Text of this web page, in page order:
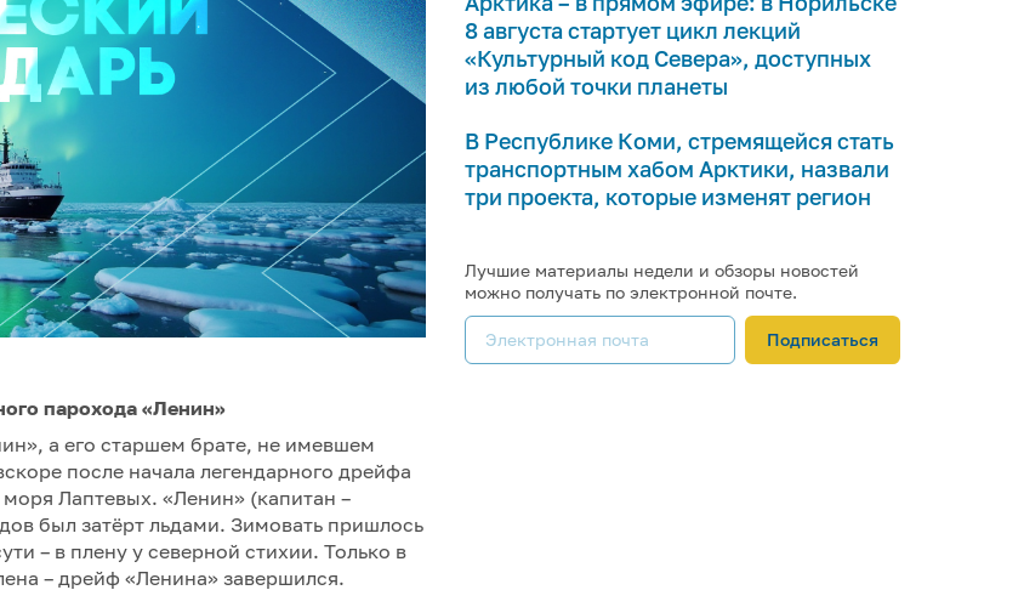
парохода «Ленин»
а его старшем брате, не имевшем
после начала легендарного дрейфа
Лаптевых. «Ленин» (капитан –
был затёрт льдами. Зимовать пришлось
– в плену у северной стихии. Только в
– дрейф «Ленина» завершился.
8 августа стартует цикл лекций
«Культурный код Севера», доступных
из любой точки планеты
В Республике Коми, стремящейся стать
транспортным хабом Арктики, назвали
три проекта, которые изменят регион
Лучшие материалы недели и обзоры новостей
можно получать по электронной почте.
Подписаться